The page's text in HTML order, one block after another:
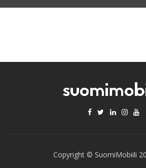
Copyright © SuomiMobiili